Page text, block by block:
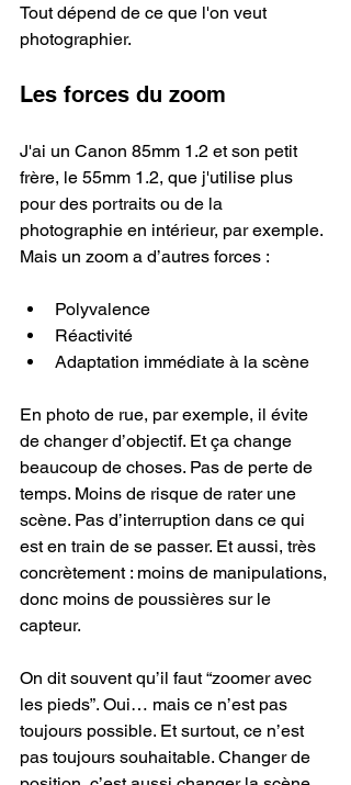
Tout dépend de ce que l'on veut
photographier.
Les forces du zoom
J'ai un Canon 85mm 1.2 et son petit
frère, le 55mm 1.2, que j'utilise plus
pour des portraits ou de la
photographie en intérieur, par exemple.
Mais un zoom a d’autres forces :
Polyvalence
Réactivité
Adaptation immédiate à la scène
En photo de rue, par exemple, il évite
de changer d’objectif. Et ça change
beaucoup de choses. Pas de perte de
temps. Moins de risque de rater une
scène. Pas d’interruption dans ce qui
est en train de se passer. Et aussi, très
concrètement : moins de manipulations,
donc moins de poussières sur le
capteur.
On dit souvent qu’il faut “zoomer avec
les pieds”. Oui… mais ce n’est pas
toujours possible. Et surtout, ce n’est
pas toujours souhaitable. Changer de